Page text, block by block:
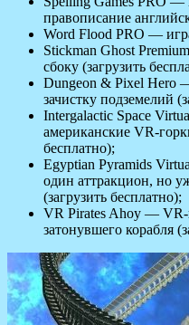
правописание
Word Flood PRO —
Stickman Ghost
сбоку (загрузить
Dungeon & Pixel Hero
зачистку подземелий
Intergalactic Space
американские VR-
бесплатно);
Egyptian Pyramids
один аттракцион, но
(загрузить бесплатно);
VR Pirates Ahoy — VR-
затонувшего корабля